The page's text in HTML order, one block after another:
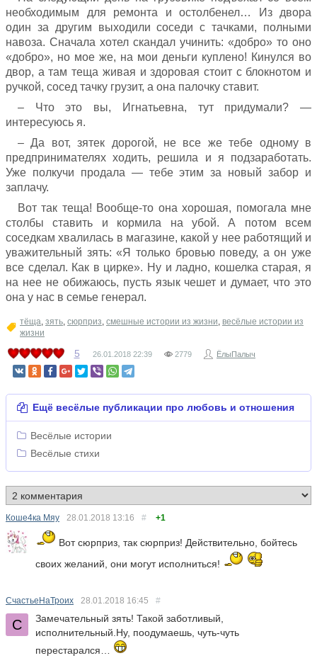
необходимым для ремонта и остолбенел… Из двора
один за другим выходили соседи с тачками, полными
навоза. Сначала хотел скандал учинить: «добро» то оно
«добро», но мое же, на мои деньги куплено! Кинулся во
двор, а там теща живая и здоровая стоит с блокнотом и
ручкой, сосед тачку грузит, а она палочку ставит.
– Что это вы, Игнатьевна, тут придумали? —
интересуюсь я.
– Да вот, зятек дорогой, не все же тебе одному в
предпринимателях ходить, решила и я подзаработать.
Уже полкучи продала — тебе этим за новый забор и
заплачу.
Вот так теща! Вообще-то она хорошая, помогала мне
столбы ставить и кормила на убой. А потом всем
соседкам хвалилась в магазине, какой у нее работящий и
уважительный зять: «Я только бровью поведу, а он уже
все сделал. Как в цирке». Ну и ладно, кошелка старая, я
на нее не обижаюсь, пусть язык чешет и думает, что это
она у нас в семье генерал.
тёща, зять, сюрприз, смешные истории из жизни, весёлые истории из
жизни
5 26.01.2018 22:39 2779 ЁлыПалыч
Ещё весёлые публикации про любовь и отношения
Весёлые истории
Весёлые стихи
Коше4ка Мяу 28.01.2018 13:16 # +1
Вот сюрприз, так сюрприз! Действительно, бойтесь
своих желаний, они могут исполниться!
СчастьеНаТроих 28.01.2018 16:45 #
Замечательный зять! Такой заботливый,
исполнительный.Ну, поодумаешь, чуть-чуть
перестарался…